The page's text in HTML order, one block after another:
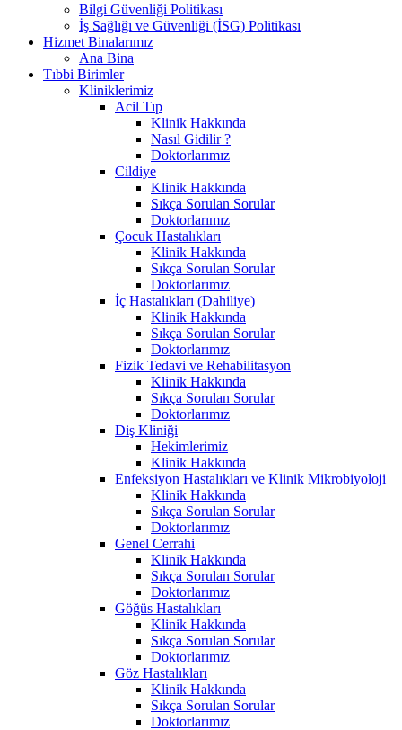
Bilgi Güvenliği Politikası
İş Sağlığı ve Güvenliği (İSG) Politikası
Hizmet Binalarımız
Ana Bina
Tıbbi Birimler
Kliniklerimiz
Acil Tıp
Klinik Hakkında
Nasıl Gidilir ?
Doktorlarımız
Cildiye
Klinik Hakkında
Sıkça Sorulan Sorular
Doktorlarımız
Çocuk Hastalıkları
Klinik Hakkında
Sıkça Sorulan Sorular
Doktorlarımız
İç Hastalıkları (Dahiliye)
Klinik Hakkında
Sıkça Sorulan Sorular
Doktorlarımız
Fizik Tedavi ve Rehabilitasyon
Klinik Hakkında
Sıkça Sorulan Sorular
Doktorlarımız
Diş Kliniği
Hekimlerimiz
Klinik Hakkında
Enfeksiyon Hastalıkları ve Klinik Mikrobiyoloji
Klinik Hakkında
Sıkça Sorulan Sorular
Doktorlarımız
Genel Cerrahi
Klinik Hakkında
Sıkça Sorulan Sorular
Doktorlarımız
Göğüs Hastalıkları
Klinik Hakkında
Sıkça Sorulan Sorular
Doktorlarımız
Göz Hastalıkları
Klinik Hakkında
Sıkça Sorulan Sorular
Doktorlarımız